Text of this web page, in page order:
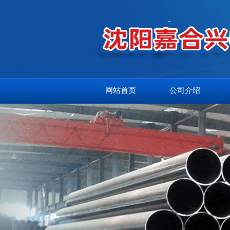
网站首页 公司介绍